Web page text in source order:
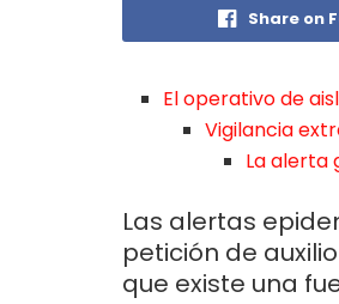
Share on
El operativo de
Vigilancia
La alerta
Las alertas
petición de
que existe una